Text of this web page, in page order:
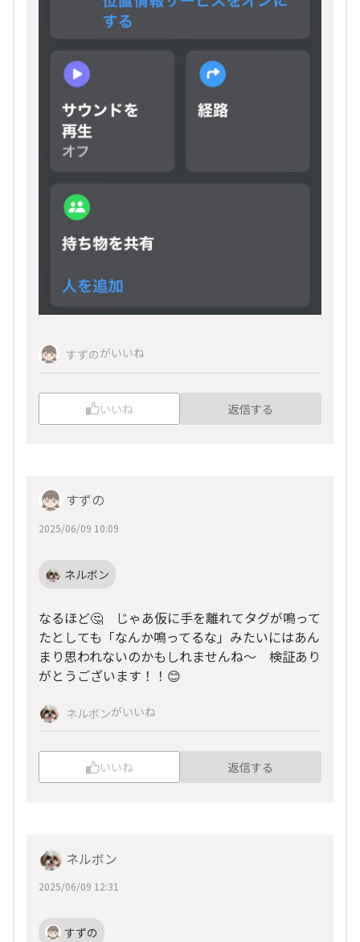
すずのがいいね
いいね 返信する
すずの
2025/06/09 10:09
ネルボン
なるほど🤔 じゃあ仮に手を離れてタグが鳴って
たとしても「なんか鳴ってるな」みたいにはあん
まり思われないのかもしれませんね～ 検証あり
がとうございます！！😊
ネルボンがいいね
いいね 返信する
ネルボン
2025/06/09 12:31
すずの